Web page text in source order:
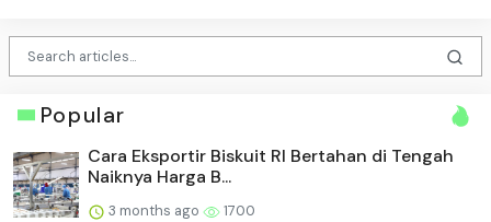
Popular
Cara Eksportir Biskuit RI Bertahan di Tengah
Naiknya Harga B...
3 months ago 1700